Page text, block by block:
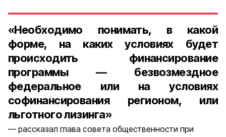
«Необходимо понимать, в какой
форме, на каких условиях будет
происходить финансирование
программы — безвозмездное
федеральное или на условиях
софинансирования регионом, или
льготного лизинга»
рассказал глава совета общественности при